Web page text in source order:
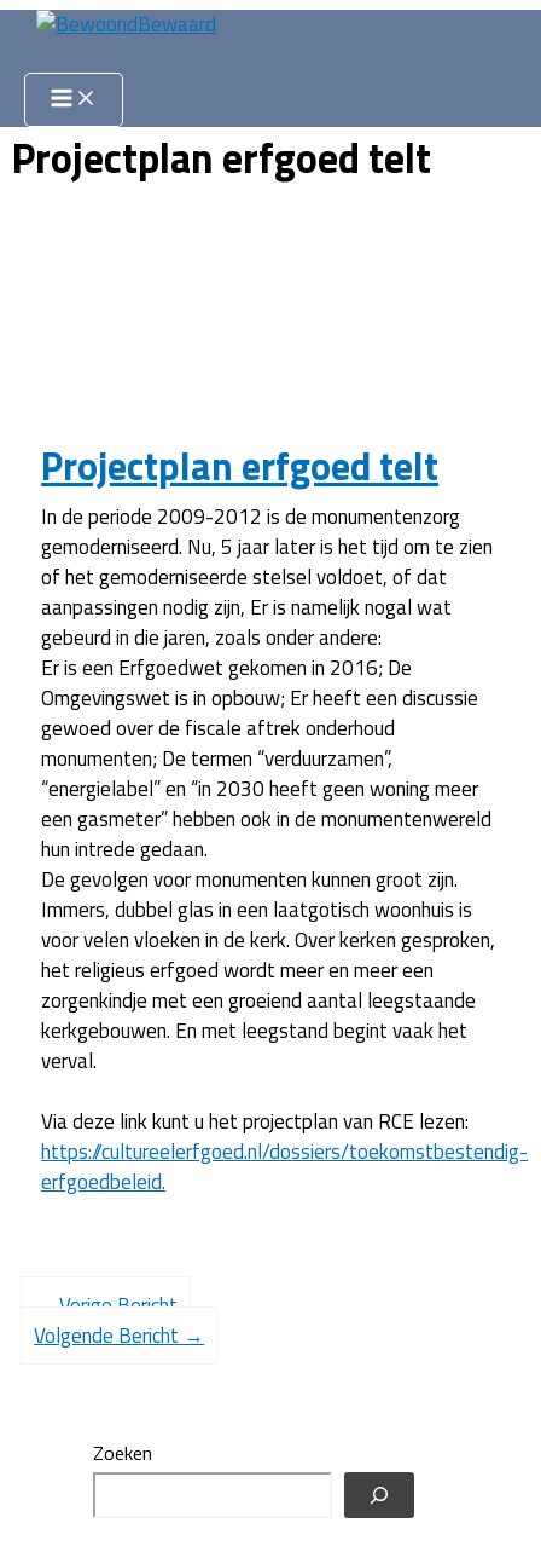
de
inhoud
Projectplan erfgoed telt
Projectplan erfgoed telt
In de periode 2009-2012 is de monumentenzorg
gemoderniseerd. Nu, 5 jaar later is het tijd om te zien
of het gemoderniseerde stelsel voldoet, of dat
aanpassingen nodig zijn, Er is namelijk nogal wat
gebeurd in die jaren, zoals onder andere:
Er is een Erfgoedwet gekomen in 2016; De
Omgevingswet is in opbouw; Er heeft een discussie
gewoed over de fiscale aftrek onderhoud
monumenten; De termen “verduurzamen”,
“energielabel” en “in 2030 heeft geen woning meer
een gasmeter” hebben ook in de monumentenwereld
hun intrede gedaan.
De gevolgen voor monumenten kunnen groot zijn.
Immers, dubbel glas in een laatgotisch woonhuis is
voor velen vloeken in de kerk. Over kerken gesproken,
het religieus erfgoed wordt meer en meer een
zorgenkindje met een groeiend aantal leegstaande
kerkgebouwen. En met leegstand begint vaak het
verval.
Via deze link kunt u het projectplan van RCE lezen:
https://cultureelerfgoed.nl/dossiers/toekomstbestendig-
erfgoedbeleid.
Vorige Bericht
Volgende Bericht →
Zoeken